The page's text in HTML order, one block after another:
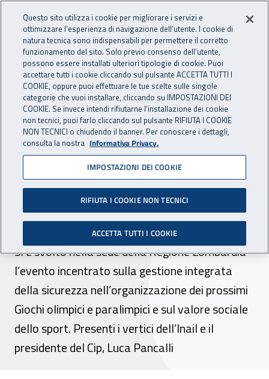
INAIL - Istituto Nazionale
Apri cerca
Navigazione principale
Navigazione - Ti trovi in:
Home Inail comunica News
07 febbraio 2025
“Milano Cortina: un ponte
tra grandi opere, sicurezza
e sport”
Si è svolto nella sede della Regione Lombardia
l’evento incentrato sulla gestione integrata
della sicurezza nell’organizzazione dei prossimi
Giochi olimpici e paralimpici e sul valore sociale
dello sport. Presenti i vertici dell’Inail e il
presidente del Cip, Luca Pancalli
Questo sito utilizza i cookie per migliorare i servizi e
ottimizzare l’esperienza di navigazione dell’utente. I cookie di
natura tecnica sono indispensabili per permettere il corretto
funzionamento del sito. Solo previo consenso dell’utente,
possono essere installati ulteriori tipologie di cookie. Puoi
accettare tutti i cookie cliccando sul pulsante ACCETTA TUTTI I
COOKIE, oppure puoi effettuare le tue scelte sulle singole
categorie che vuoi installare, cliccando su IMPOSTAZIONI DEI
COOKIE. Se invece intendi rifiutarne l’installazione dei cookie
non tecnici, puoi farlo cliccando sul pulsante RIFIUTA I COOKIE
NON TECNICI o chiudendo il banner. Per conoscere i dettagli,
consulta la nostra Informativa Privacy.
IMPOSTAZIONI DEI COOKIE
RIFIUTA I COOKIE NON TECNICI
ACCETTA TUTTI I COOKIE